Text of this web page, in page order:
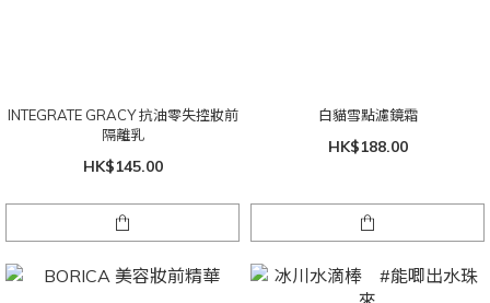
INTEGRATE GRACY 抗油零失控妝前
隔離乳
HK$145.00
白貓雪點濾鏡霜
HK$188.00